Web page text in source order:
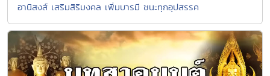
อานิสงส์ เสริมสิริมงคล เพิ่มบารมี ชนะทุกอุปสรรค